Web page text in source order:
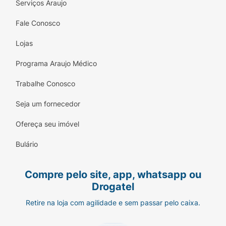
acabamento uniforme e discreto.
Fórmula Sem Amônia:
fibra capilar, minimizando o ressecamento e o
Enriquecido com Ginseng:
que fortalece os fios, estimula o crescimento e
com fios lisos, ondulados, cacheados ou
crespos.
Com os cabelos limpos e úmidos, coloque
luvas de proteção adequadas antes de
iniciar o processo.
Aplique a quantidade necessária do
Serviços Araujo
Fale Conosco
Lojas
Programa Araujo Médico
Trabalhe Conosco
Seja um fornecedor
Ofereça seu imóvel
Bulário
Compre pelo site, app, whatsapp ou
Drogatel
Retire na loja com agilidade e sem passar pelo caixa.